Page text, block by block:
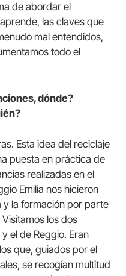
de abordar el
las claves que
mal entendidos,
todo el
dónde?
Esta idea del reciclaje
puesta en práctica de
realizadas en el
Emilia nos hicieron
y la formación por parte
los dos
el de Reggio. Eran
que, guiados por el
se recogían multitud